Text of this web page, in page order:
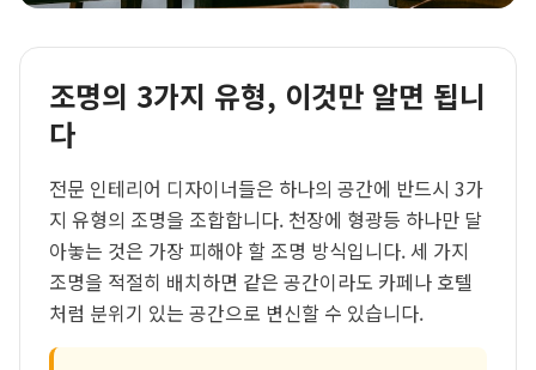
조명의 3가지 유형, 이것만 알면 됩니
다
전문 인테리어 디자이너들은 하나의 공간에 반드시 3가
지 유형의 조명을 조합합니다. 천장에 형광등 하나만 달
아놓는 것은 가장 피해야 할 조명 방식입니다. 세 가지
조명을 적절히 배치하면 같은 공간이라도 카페나 호텔
처럼 분위기 있는 공간으로 변신할 수 있습니다.